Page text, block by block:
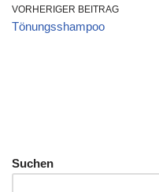
VORHERIGER BEITRAG
Tönungsshampoo
Suchen